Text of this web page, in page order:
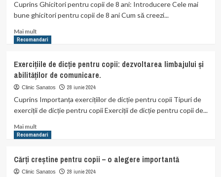
beneficiile.
Cuprins Ghicitori pentru copii de 8 ani: Introducere Cele mai
bune ghicitori pentru copii de 8 ani Cum să creezi...
Mai multRead
more
pentru
copii
de
Dezvoltarea
și
Recomandari
Exercițiile de dicție pentru copii: dezvoltarea limbajului și
abilităților de comunicare.
Clinic Sanatos 28 iunie 2024
Cuprins Importanța exercițiilor de dicție pentru copii Tipuri de
exerciții de dicție pentru copii Exerciții de dicție pentru copii de...
Mai multRead
more
de
dicție
Recomandari
Cărți creștine pentru copii – o alegere importantă
Clinic Sanatos 28 iunie 2024